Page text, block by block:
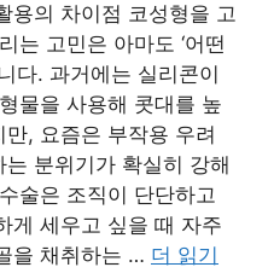
용의 차이점 코성형을 고
는 고민은 아마도 ‘어떤
다. 과거에는 실리콘이
물을 사용해 콧대를 높
, 요즘은 부작용 우려
분위기가 확실히 강해
술은 조직이 단단하고
게 세우고 싶을 때 자주
을 채취하는 … 더 읽기